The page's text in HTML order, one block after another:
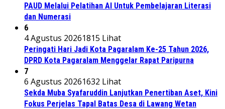
PAUD Melalui Pelatihan AI Untuk Pembelajaran Literasi
dan Numerasi
6
4 Agustus 20261815 Lihat
Peringati Hari Jadi Kota Pagaralam Ke-25 Tahun 2026,
DPRD Kota Pagaralam Menggelar Rapat Paripurna
7
6 Agustus 20261632 Lihat
Sekda Muba Syafaruddin Lanjutkan Penertiban Aset, Kini
Fokus Perjelas Tapal Batas Desa di Lawang Wetan